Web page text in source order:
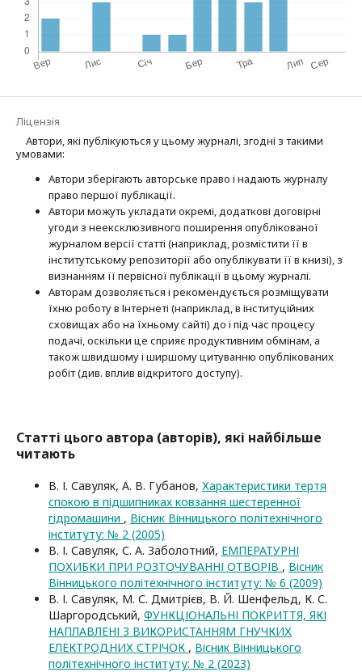
Ліцензія
Автори, які публікуються у цьому журналі, згодні з такими
умовами:
Автори зберігають авторське право і надають журналу
право першої публі­кації.
Автори можуть укладати окремі, додат­кові договірні
угоди з неексклюзив­ного поширення опублікованої
журналом версії статті (наприклад, розмістити її в
інститутському репозиторії або опубліку­вати її в книзі), з
визнанням її первісної публікації в цьому журналі.
Авторам дозволяється і рекомендується розміщувати
їхню роботу в Інтернеті (наприклад, в інституційних
сховищах або на їхньому сайті) до і під час процесу
подачі, оскільки це сприяє продуктивним обмінам, а
також швидшому і ширшому цитуванню опубліко­ва­них
робіт (див. вплив відкритого доступу).
Статті цього автора (авторів), які найбільше
читають
В. І. Савуляк, А. В. Губанов, Характеристики тертя
спокою в підшипниках ковзання шестеренної
гідромашини , Вісник Вінницького політехнічного
інституту: № 2 (2005)
В. І. Савуляк, С. А. Заболотний, ЕМПЕРАТУРНІ
ПОХИБКИ ПРИ РОЗТОЧУВАННІ ОТВОРІВ , Вісник
Вінницького політехнічного інституту: № 6 (2009)
В. І. Савуляк, М. С. Дмитрієв, В. Й. Шенфельд, К. С.
Шаргородський, ФУНКЦІОНАЛЬНІ ПОКРИТТЯ, ЯКІ
НАПЛАВЛЕНІ З ВИКОРИСТАННЯМ ГНУЧКИХ
ЕЛЕКТРОДНИХ СТРІЧОК , Вісник Вінницького
політехнічного інституту: № 2 (2023)